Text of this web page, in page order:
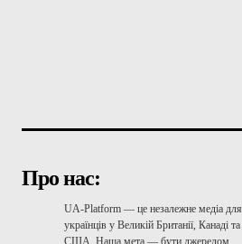
Про нас:
UA-Platform — це незалежне медіа для
українців у Великій Британії, Канаді та
США. Наша мета — бути джерелом